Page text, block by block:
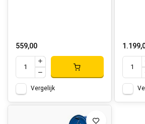
559,00
Vergelijk